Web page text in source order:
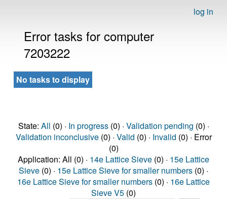
log in
Error tasks for computer
7203222
No tasks to display
State: All (0) · In progress(0) · Validation pending (0) ·
Validation inconclusive(0) · Valid (0) · Invalid (0) · Error
(0)
Application: All (0) · 14e Lattice Sieve (0) · 15e Lattice
Sieve (0) · 15e Lattice Sieve for smaller numbers (0) ·
16e Lattice Sieve for smaller numbers (0) · 16e Lattice
Sieve V5 (0)